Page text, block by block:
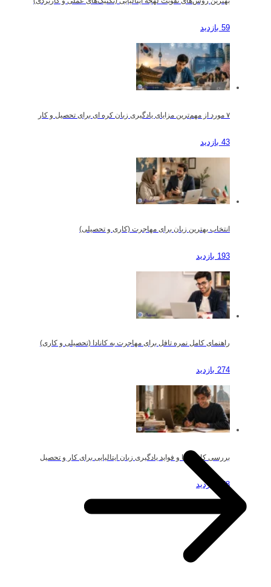
59 بازدید
۷ مورد از مهم‌ترین مزایای یادگیری زبان کره ای برای تحصیل و کار
43 بازدید
انتخاب بهترین زبان برای مهاجرت (کاری و تحصیلی)
193 بازدید
راهنمای کامل نمره تافل برای مهاجرت به کانادا (تحصیلی و کاری)
274 بازدید
بررسی کاربردها و فواید یادگیری زبان ایتالیایی برای کار و تحصیل
178 بازدید